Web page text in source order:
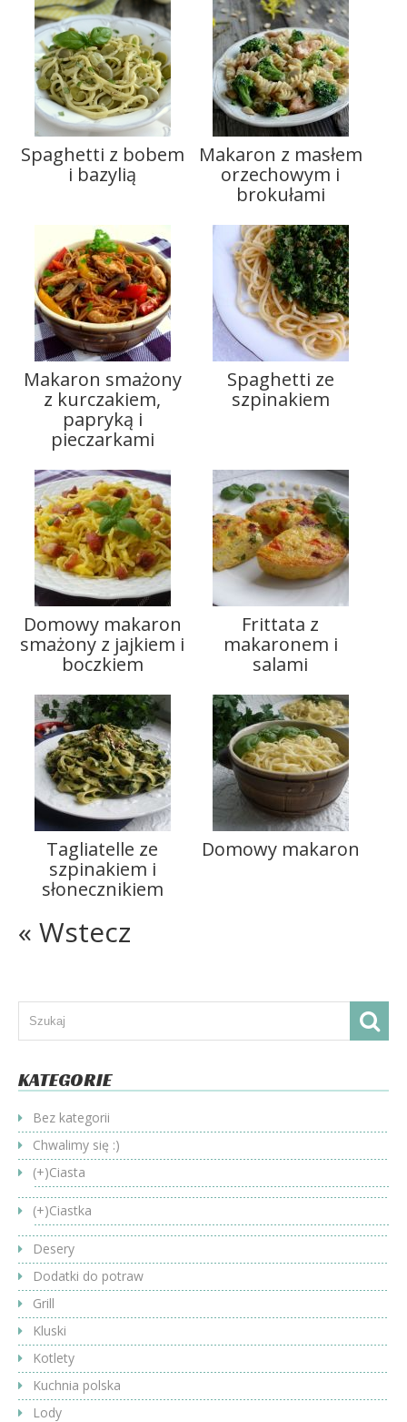
Spaghetti z bobem
i bazylią
Makaron z masłem
orzechowym i
brokułami
Makaron smażony
z kurczakiem,
papryką i
pieczarkami
Spaghetti ze
szpinakiem
Domowy makaron
smażony z jajkiem i
boczkiem
Frittata z
makaronem i
salami
Tagliatelle ze
szpinakiem i
słonecznikiem
Domowy makaron
« Wstecz
KATEGORIE
Bez kategorii
Chwalimy się :)
(+)Ciasta
(+)Ciastka
Desery
Dodatki do potraw
Grill
Kluski
Kotlety
Kuchnia polska
Lody